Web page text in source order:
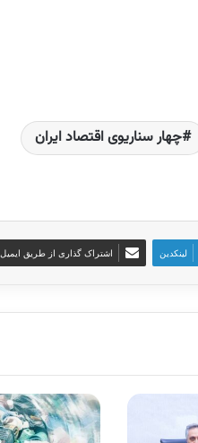
چهار سناریوی اقتصاد ایران
لینکدین اشتراک گذاری از طریق ایمیل